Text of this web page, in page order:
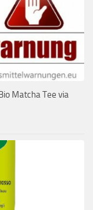
Matcha Tee via